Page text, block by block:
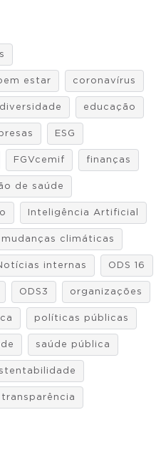
estar coronavírus
diversidade educação
ESG
FGVcemif finanças
de saúde
Inteligência Artificial
mudanças climáticas
internas ODS 16
ODS3 organizações
políticas públicas
saúde pública
transparência